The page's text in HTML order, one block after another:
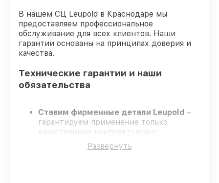
В нашем СЦ Leupold в Краснодаре мы
предоставляем профессиональное
обслуживание для всех клиентов. Наши
гарантии основаны на принципах доверия и
качества.
Технические гарантии и наши
обязательства
Ставим фирменные детали Leupold –
гарантируем применение только
качественных комплектующих.
Сертифицированные мастера
проходят строгий отбор, что
Развернуть